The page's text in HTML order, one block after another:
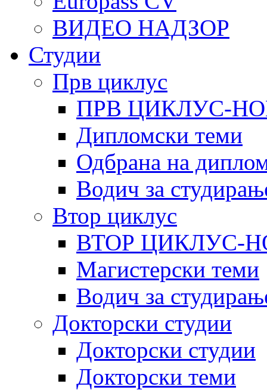
ВИДЕО НАДЗОР
Студии
Прв циклус
ПРВ ЦИКЛУС-
Дипломски теми
Одбрана на
Водич за
Втор циклус
ВТОР ЦИКЛУС-
Магистерски теми
Водич за
Докторски студии
Докторски студии
Докторски теми